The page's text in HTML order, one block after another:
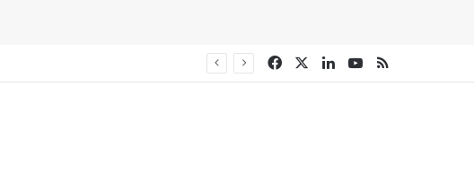
FacebookLinkedinYouTube
RSS